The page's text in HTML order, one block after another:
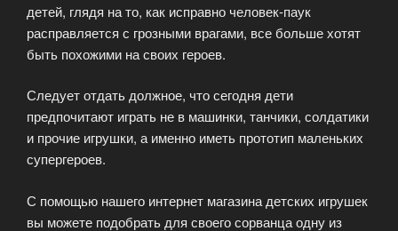
детей, глядя на то, как исправно человек-паук
расправляется с грозными врагами, все больше хотят
быть похожими на своих героев.
Следует отдать должное, что сегодня дети
предпочитают играть не в машинки, танчики, солдатики
и прочие игрушки, а именно иметь прототип маленьких
супергероев.
С помощью нашего интернет магазина детских игрушек
вы можете подобрать для своего сорванца одну из